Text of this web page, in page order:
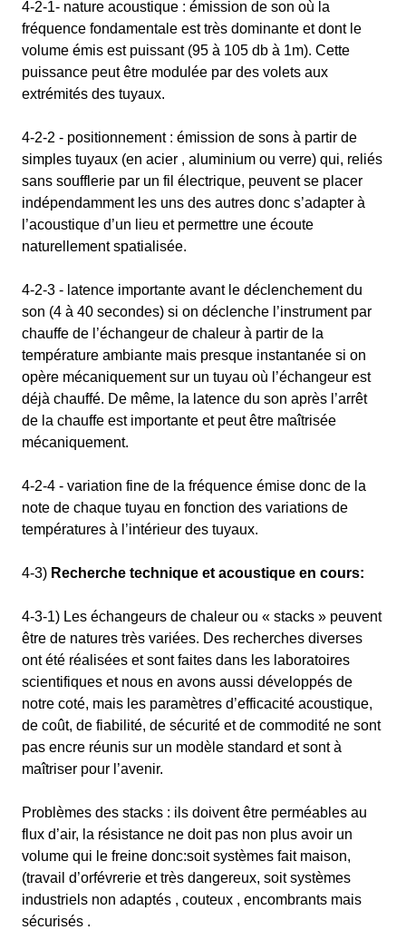
4-2-1- nature acoustique : émission de son où la
fréquence fondamentale est très dominante et dont le
volume émis est puissant (95 à 105 db à 1m). Cette
puissance peut être modulée par des volets aux
extrémités des tuyaux.
4-2-2 - positionnement : émission de sons à partir de
simples tuyaux (en acier , aluminium ou verre) qui, reliés
sans soufflerie par un fil électrique, peuvent se placer
indépendamment les uns des autres donc s’adapter à
l’acoustique d’un lieu et permettre une écoute
naturellement spatialisée.
4-2-3 - latence importante avant le déclenchement du
son (4 à 40 secondes) si on déclenche l’instrument par
chauffe de l’échangeur de chaleur à partir de la
température ambiante mais presque instantanée si on
opère mécaniquement sur un tuyau où l’échangeur est
déjà chauffé. De même, la latence du son après l’arrêt
de la chauffe est importante et peut être maîtrisée
mécaniquement.
4-2-4 - variation fine de la fréquence émise donc de la
note de chaque tuyau en fonction des variations de
températures à l’intérieur des tuyaux.
4-3) Recherche technique et acoustique en cours:
4-3-1) Les échangeurs de chaleur ou « stacks » peuvent
être de natures très variées. Des recherches diverses
ont été réalisées et sont faites dans les laboratoires
scientifiques et nous en avons aussi développés de
notre coté, mais les paramètres d’efficacité acoustique,
de coût, de fiabilité, de sécurité et de commodité ne sont
pas encre réunis sur un modèle standard et sont à
maîtriser pour l’avenir.
Problèmes des stacks : ils doivent être perméables au
flux d’air, la résistance ne doit pas non plus avoir un
volume qui le freine donc:soit systèmes fait maison,
(travail d’orfévrerie et très dangereux, soit systèmes
industriels non adaptés , couteux , encombrants mais
sécurisés .